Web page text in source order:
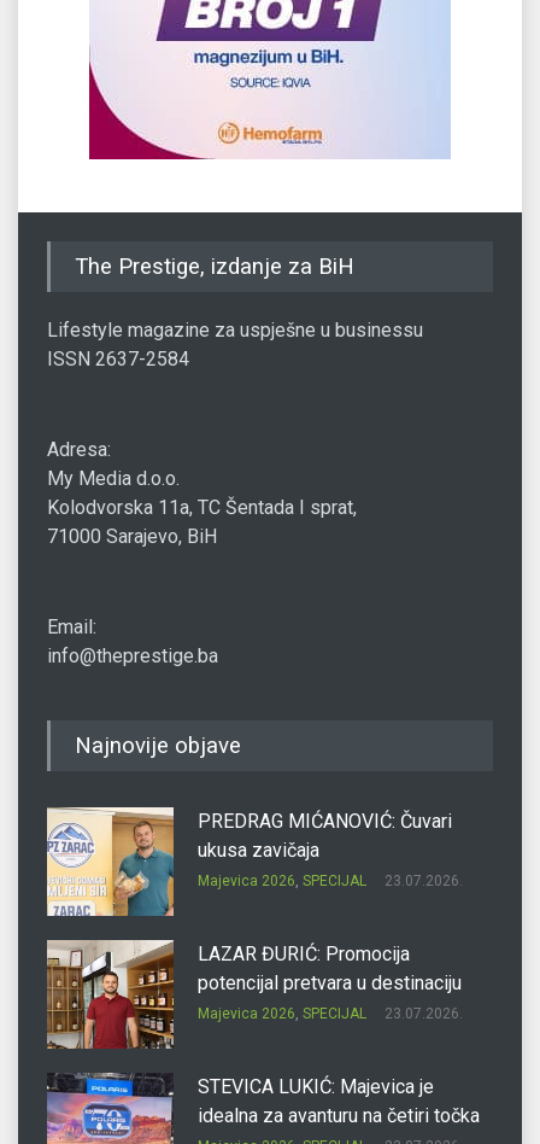
The Prestige, izdanje za BiH
Lifestyle magazine za uspješne u businessu
ISSN 2637-2584
Adresa:
My Media d.o.o.
Kolodvorska 11a, TC Šentada I sprat,
71000 Sarajevo, BiH
Email:
info@theprestige.ba
Najnovije objave
PREDRAG MIĆANOVIĆ: Čuvari
ukusa zavičaja
Majevica 2026, SPECIJAL 23.07.2026.
LAZAR ĐURIĆ: Promocija
potencijal pretvara u destinaciju
Majevica 2026, SPECIJAL 23.07.2026.
STEVICA LUKIĆ: Majevica je
idealna za avanturu na četiri točka